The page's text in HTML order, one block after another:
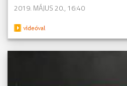
2019. MÁJUS 20., 16:40